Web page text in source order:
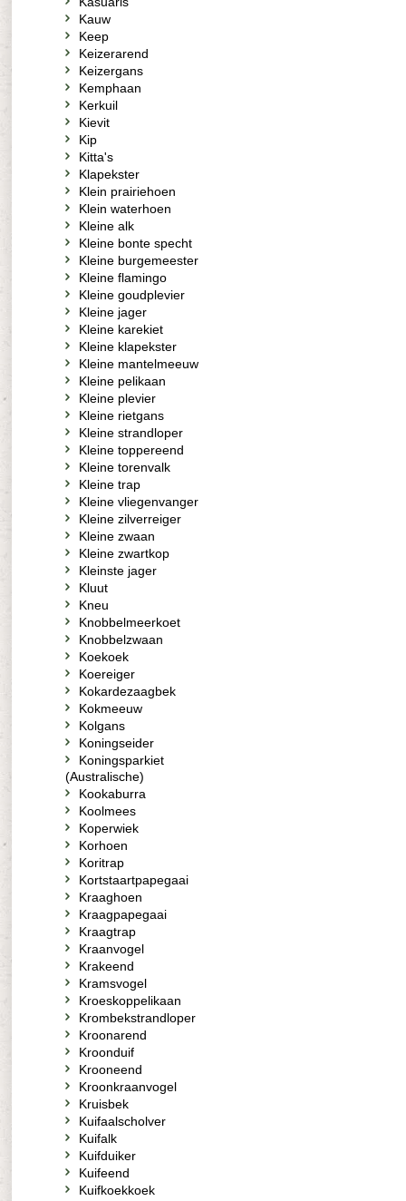
Kauw
Keep
Keizerarend
Keizergans
Kemphaan
Kerkuil
Kievit
Kip
Kitta's
Klapekster
Klein prairiehoen
Klein waterhoen
Kleine alk
Kleine bonte specht
Kleine burgemeester
Kleine flamingo
Kleine goudplevier
Kleine jager
Kleine karekiet
Kleine klapekster
Kleine mantelmeeuw
Kleine pelikaan
Kleine plevier
Kleine rietgans
Kleine strandloper
Kleine toppereend
Kleine torenvalk
Kleine trap
Kleine vliegenvanger
Kleine zilverreiger
Kleine zwaan
Kleine zwartkop
Kleinste jager
Kluut
Kneu
Knobbelmeerkoet
Knobbelzwaan
Koekoek
Koereiger
Kokardezaagbek
Kokmeeuw
Kolgans
Koningseider
Koningsparkiet
(Australische)
Kookaburra
Koolmees
Koperwiek
Korhoen
Koritrap
Kortstaartpapegaai
Kraaghoen
Kraagpapegaai
Kraagtrap
Kraanvogel
Krakeend
Kramsvogel
Kroeskoppelikaan
Krombekstrandloper
Kroonarend
Kroonduif
Krooneend
Kroonkraanvogel
Kruisbek
Kuifaalscholver
Kuifalk
Kuifduiker
Kuifeend
Kuifkoekkoek